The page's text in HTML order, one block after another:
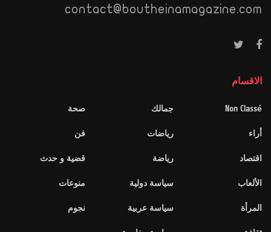
contact@boutheinamagazine.com
الاقسام
Non Classé
أراء
اقتصاد
الألعاب
المرأة
جمالك
رياضات
رياضة
سياسة دولية
سياسة عربية
صحة
فن
قضية و حدث
منوعات
نجوم